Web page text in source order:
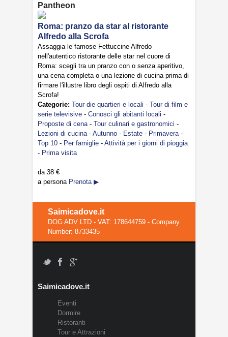
Pantheon
Roma: pranzo da star al ristorante
Alfredo alla Scrofa
Assaggia le famose Fettuccine Alfredo
nell'autentico ristorante delle star nel cuore di
Roma: scegli tra un pranzo con o senza aperitivo,
una cena completa o una lezione di cucina prima di
firmare l'illustre libro degli ospiti di Alfredo alla
Scrofa!
Categorie: Tour die quartieri e locali - Tour di film e
serie televisive - Conosci gli abitanti locali -
Proposte di cena - Tour culinari e gastronomici -
Lezioni di cucina - Autunno - Estate - Primavera -
Top 10 - Per famiglie - Attività per i giorni di pioggia
- Prima visita
da 38 €
a persona Prenota ▶
Saimicadove.it
DOG ADV LTD - VAT: 178644759 - Company
Number: 8733435
Saimicadove.it
Eventi
Dormire
Ristoranti
Tour e Attrazioni